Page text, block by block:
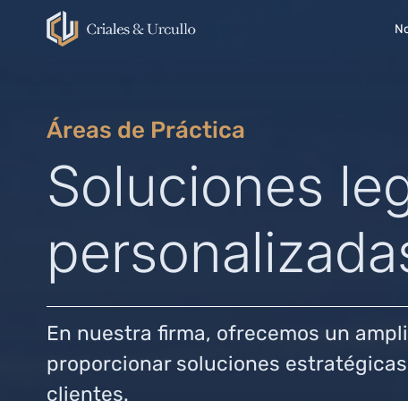
Áreas de Práctica
Soluciones
En nuestra firma, ofrecemos un
proporcionar soluciones
clientes.